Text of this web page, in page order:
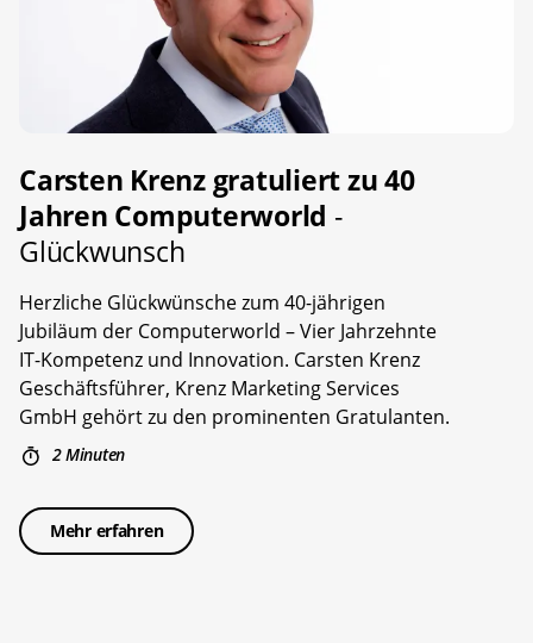
Carsten Krenz gratuliert zu 40
Jahren Computerworld -
Glückwunsch
Herzliche Glückwünsche zum 40-jährigen
Jubiläum der Computerworld – Vier Jahrzehnte
IT-Kompetenz und Innovation. Carsten Krenz
Geschäftsführer, Krenz Marketing Services
GmbH gehört zu den prominenten Gratulanten.
2 Minuten
Mehr erfahren